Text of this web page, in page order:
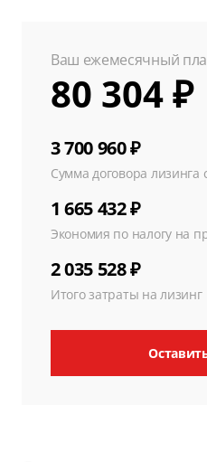
Ваш ежемесячный
80 304 ₽
3 700 960 ₽
Сумма договора лизинга
1 665 432 ₽
Экономия по налогу на
2 035 528 ₽
Итого затраты на лизинг